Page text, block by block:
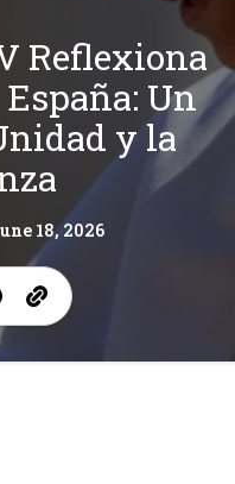
Reflexiona
Un
y la
18, 2026